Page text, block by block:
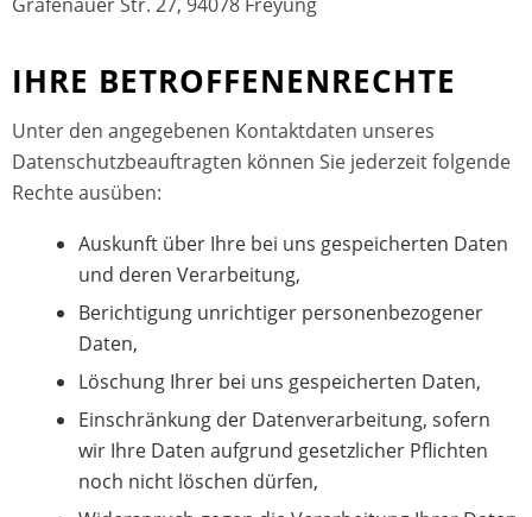
IHRE BETROFFENENRECHTE
Unter den angegebenen Kontaktdaten unseres
Datenschutzbeauftragten können Sie jederzeit folgende
Rechte ausüben:
Auskunft über Ihre bei uns gespeicherten Daten
und deren Verarbeitung,
Berichtigung unrichtiger personenbezogener
Daten,
Löschung Ihrer bei uns gespeicherten Daten,
Einschränkung der Datenverarbeitung, sofern
wir Ihre Daten aufgrund gesetzlicher Pflichten
noch nicht löschen dürfen,